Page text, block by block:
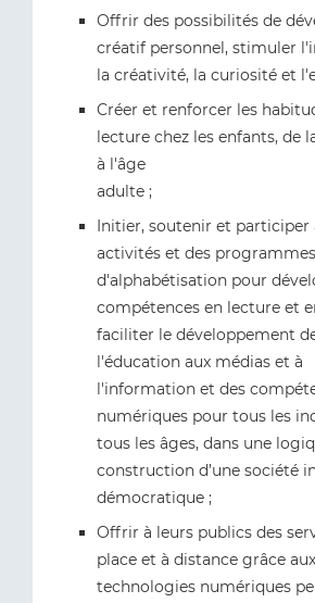
Offrir des possibilités de
créatif personnel, stimuler
la créativité, la curiosité et
Créer et renforcer les
lecture chez les enfants, de
à l'âge
adulte ;
Initier, soutenir et participer
activités et des programmes
d'alphabétisation pour
compétences en lecture et
faciliter le développement
l'éducation aux médias et à
l'information et des
numériques pour tous les
tous les âges, dans une
construction d’une société
démocratique ;
Offrir à leurs publics des
place et à distance grâce aux
technologies numériques